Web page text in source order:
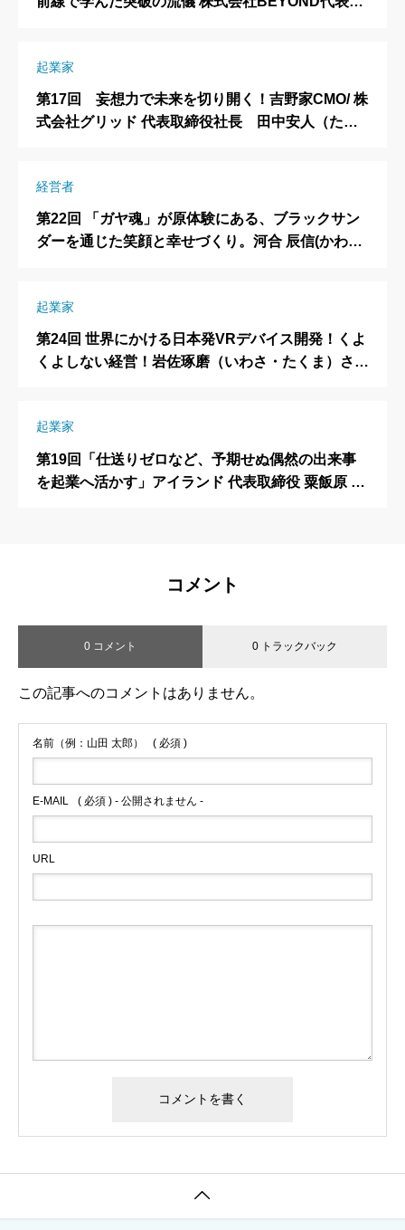
起業家
第17回 妄想力で未来を切り開く！吉野家CMO/ 株
式会社グリッド 代表取締役社長 田中安人（たな
経営者
第22回 「ガヤ魂」が原体験にある、ブラックサン
ダーを通じた笑顔と幸せづくり。河合 辰信(かわい
起業家
第24回 世界にかける日本発VRデバイス開発！くよ
くよしない経営！岩佐琢磨（いわさ・たくま）さん
起業家
第19回「仕送りゼロなど、予期せぬ偶然の出来事
を起業へ活かす」アイランド 代表取締役 粟飯原 理
コメント
0 コメント 0 トラックバック
この記事へのコメントはありません。
名前（例：山田 太郎） ( 必須 )
E-MAIL ( 必須 ) - 公開されません -
URL
